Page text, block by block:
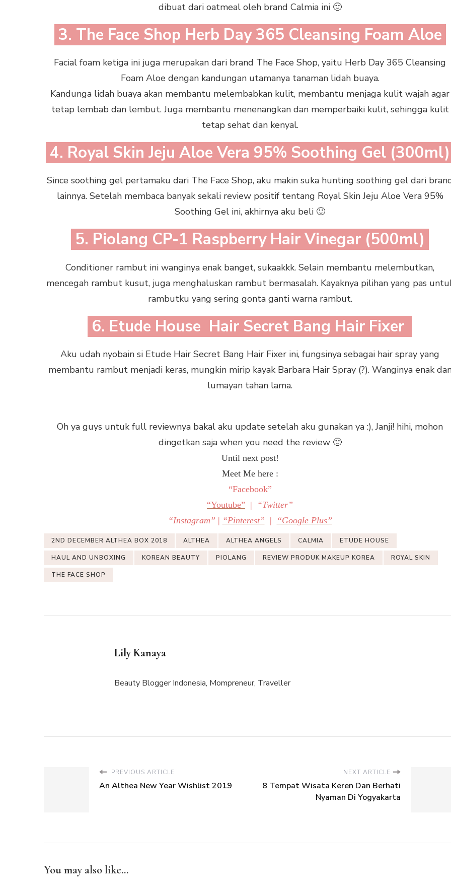
dibuat dari oatmeal oleh brand Calmia ini 🙂
3. The Face Shop Herb Day 365 Cleansing Foam Aloe
Facial foam ketiga ini juga merupakan dari brand The Face Shop, yaitu Herb Day 365 Cleansing
Foam Aloe dengan kandungan utamanya tanaman lidah buaya.
Kandunga lidah buaya akan membantu melembabkan kulit, membantu menjaga kulit wajah agar
tetap lembab dan lembut. Juga membantu menenangkan dan memperbaiki kulit, sehingga kulit
tetap sehat dan kenyal.
4. Royal Skin Jeju Aloe Vera 95% Soothing Gel
Since soothing gel pertamaku dari The Face Shop, aku makin suka hunting soothing gel dari
lainnya. Setelah membaca banyak sekali review positif tentang Royal Skin Jeju Aloe Vera 95%
Soothing Gel ini, akhirnya aku beli 🙂
5. Piolang CP-1 Raspberry Hair Vinegar (500ml)
Conditioner rambut ini wanginya enak banget, sukaakkk. Selain membantu melembutkan,
mencegah rambut kusut, juga menghaluskan rambut bermasalah. Kayaknya pilihan yang pas
rambutku yang sering gonta ganti warna rambut.
6. Etude House Hair Secret Bang Hair Fixer
Aku udah nyobain si Etude Hair Secret Bang Hair Fixer ini, fungsinya sebagai hair spray yang
membantu rambut menjadi keras, mungkin mirip kayak Barbara Hair Spray (?). Wanginya enak
lumayan tahan lama.
Oh ya guys untuk full reviewnya bakal aku update setelah aku gunakan ya :), Janji! hihi, mohon
dingetkan saja when you need the review 🙂
Until next post!
Meet Me here :
“Facebook”
“Youtube” | “Twitter”
“Instagram” | “Pinterest” | “Google Plus”
2ND DECEMBER ALTHEA BOX 2018 ALTHEA ALTHEA ANGELS CALMIA ETUDE HOUSE
HAUL AND UNBOXING KOREAN BEAUTY PIOLANG REVIEW PRODUK MAKEUP KOREA ROYAL SKIN
THE FACE SHOP
Lily Kanaya
Beauty Blogger Indonesia, Mompreneur, Traveller
PREVIOUS ARTICLE
An Althea New Year Wishlist 2019
NEXT ARTICLE
8 Tempat Wisata Keren Dan Berhati
Nyaman Di Yogyakarta
You may also like...